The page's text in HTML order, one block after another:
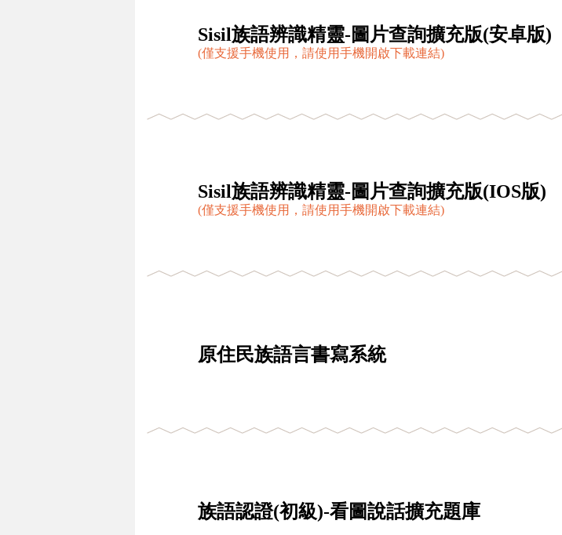
Sisil族語辨識精靈-圖片查詢擴充版(安卓版)
(僅支援手機使用，請使用手機開啟下載連結)
Sisil族語辨識精靈-圖片查詢擴充版(IOS版)
(僅支援手機使用，請使用手機開啟下載連結)
原住民族語言書寫系統
族語認證(初級)-看圖說話擴充題庫